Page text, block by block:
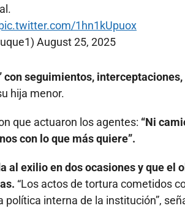
1hn1kUpuox
August 25, 2025
con seguimientos,
hija menor.
que actuaron los agentes: “Ni
con lo que más quiere”.
al exilio en dos ocasiones y que el
“Los actos de tortura cometidos
interna de la institución”,